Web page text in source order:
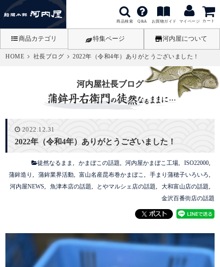
商品検索 Q&A お買物ガイド マイページ カート
商品カテゴリ 特集ページ 河内屋について
HOME 社長ブログ 2022年（令和4年）ありがとうございました！
河内屋社長ブログ
2022.12.31
2022年（令和4年）ありがとうございました！
徒然なるまま かまぼこの話題 河内屋かまぼこ工場
ISO22000
蒲鉾造り
蒲鉾業界活動 富山名産昆布巻かまぼこ
手まり蒲穂子いろいろ
河内屋NEWS
魚津本店の話題 とやマルシェ店の話題
大和富山店の話題
金沢百番街店の話題